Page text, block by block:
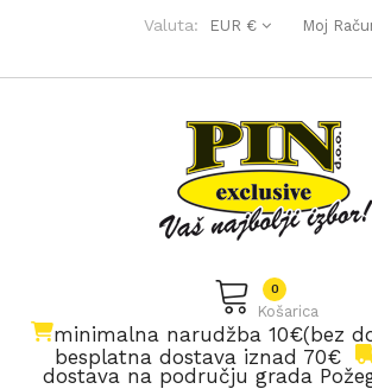
Valuta: EUR € Moj
Košarica
0
minimalna narudžba 10€(bez
besplatna dostava iznad 70€
dostava na području grada